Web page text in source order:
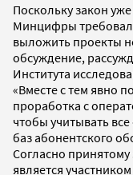
Поскольку закон
Минцифры
выложить проекты
обсуждение,
Института
«Вместе с тем явно
проработка с
чтобы учитывать
баз абонентского
Согласно
является